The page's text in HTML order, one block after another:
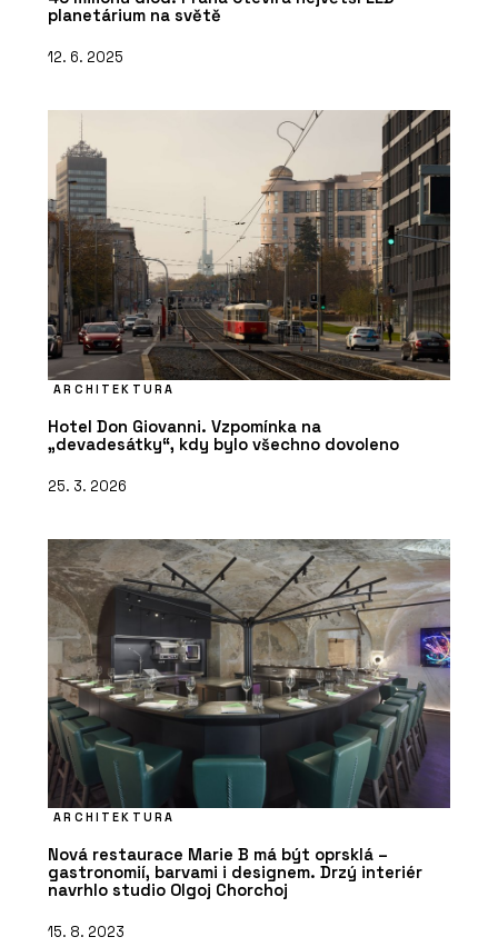
planetárium na světě
12. 6. 2025
ARCHITEKTURA
Hotel Don Giovanni. Vzpomínka na
„devadesátky“, kdy bylo všechno dovoleno
25. 3. 2026
ARCHITEKTURA
Nová restaurace Marie B má být oprsklá –
gastronomií, barvami i designem. Drzý interiér
navrhlo studio Olgoj Chorchoj
15. 8. 2023